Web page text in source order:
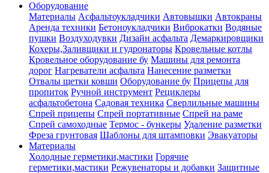
Оборудование
Материалы Асфальтоукладчики Автовышки Автокраны
Аренда техники Бетоноукладчики Виброкатки Водяные
пушки Воздуходувки Дизайн асфальта Демаркировщики
Кохеры,Заливщики и гудронаторы Кровельные котлы
Кровельное оборудование бу Машины для ремонта
дорог Нагреватели асфальта Нанесение разметки
Отвалы щетки ковши Оборудование бу Прицепы для
пропиток Ручной инструмент Рециклеры
асфальтобетона Садовая техника Сверлильные машины
Спрей прицепы Спрей портативные Спрей на раме
Спрей самоходные Термос - бункеры Удаление разметки
Фреза грунтовая Шаблоны для штамповки Эвакуаторы
Материалы
Холодные герметики,мастики Горячие
герметики,мастики Режувенаторы и добавки Защитные